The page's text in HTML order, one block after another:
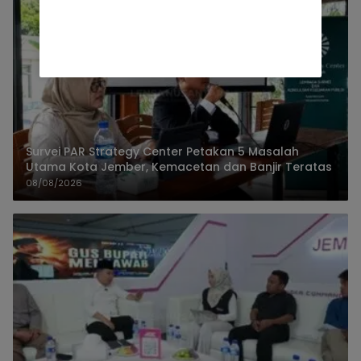
Survei PAR Strategy Center Petakan 5 Masalah
Utama Kota Jember, Kemacetan dan Banjir Teratas
08/08/2026